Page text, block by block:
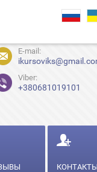
E-mail:
Viber:
+380681019101
КОНТАКТЫ